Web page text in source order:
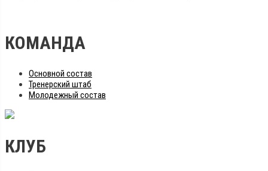
КОМАНДА
Основной состав
Тренерский штаб
Молодежный состав
КЛУБ